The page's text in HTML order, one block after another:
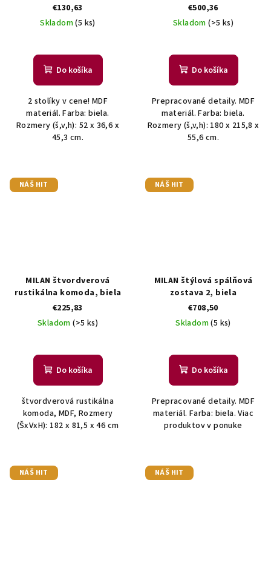
€130,63
Skladom(5 ks)
Do košíka
2 stolíky v cene! MDF
materiál. Farba: biela.
Rozmery (š,v,h): 52 x 36,6 x
45,3 cm.
€500,36
Skladom(>5 ks)
Do košíka
Prepracované detaily. MDF
materiál. Farba: biela.
Rozmery (š,v,h): 180 x 215,8 x
55,6 cm.
NÁŠ HIT
MILAN štvordverová
rustikálna komoda, biela
€225,83
Skladom(>5 ks)
Do košíka
štvordverová rustikálna
komoda, MDF, Rozmery
(ŠxVxH): 182 x 81,5 x 46 cm
NÁŠ HIT
MILAN štýlová spálňová
zostava 2, biela
€708,50
Skladom(5 ks)
Do košíka
Prepracované detaily. MDF
materiál. Farba: biela. Viac
produktov v ponuke
NÁŠ HIT NÁŠ HIT